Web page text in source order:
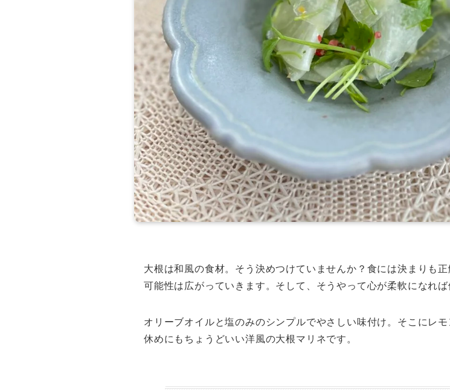
大根は和風の食材。そう決めつけていませんか？食には決まりも
可能性は広がっていきます。そして、そうやって心が柔軟になれ
オリーブオイルと塩のみのシンプルでやさしい味付け。そこにレ
休めにもちょうどいい洋風の大根マリネです。